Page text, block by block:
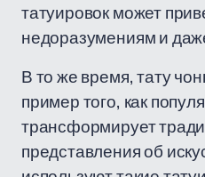
татуировок может
недоразумениям и
В то же время, тату
пример того, как
трансформирует
представления об